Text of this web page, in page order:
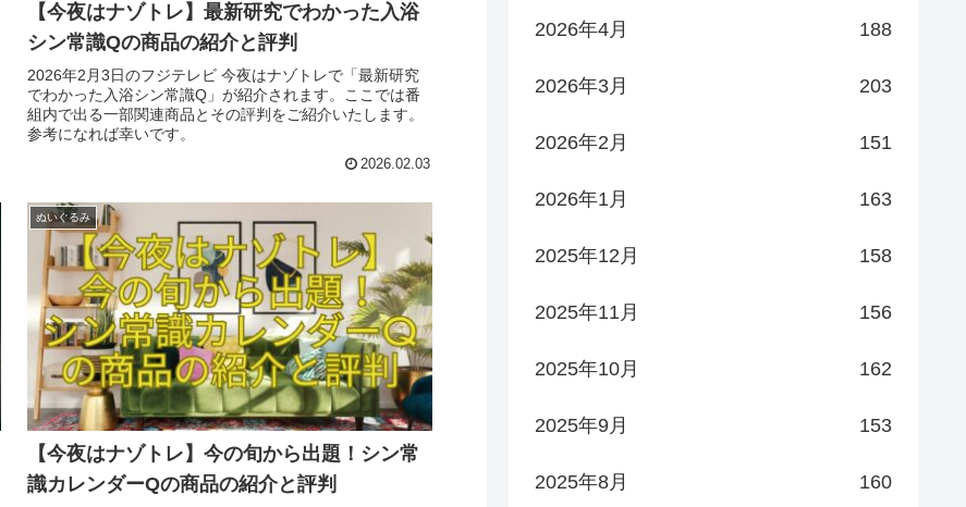
【今夜はナゾトレ】最新研究でわかった入浴
シン常識Qの商品の紹介と評判
2026年2月3日のフジテレビ 今夜はナゾトレで「最新研究
でわかった入浴シン常識Q」が紹介されます。ここでは番
組内で出る一部関連商品とその評判をご紹介いたします。
参考になれば幸いです。
2026.02.03
ぬいぐるみ
【今夜はナゾトレ】今の旬から出題！シン常
識カレンダーQの商品の紹介と評判
2026年4月 188
2026年3月 203
2026年2月 151
2026年1月 163
2025年12月 158
2025年11月 156
2025年10月 162
2025年9月 153
2025年8月 160